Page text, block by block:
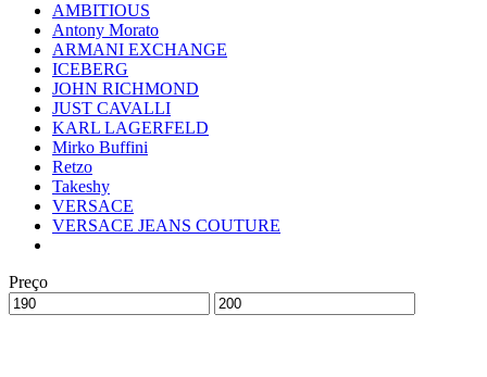
AMBITIOUS
Antony Morato
ARMANI EXCHANGE
ICEBERG
JOHN RICHMOND
JUST CAVALLI
KARL LAGERFELD
Mirko Buffini
Retzo
Takeshy
VERSACE
VERSACE JEANS COUTURE
Preço